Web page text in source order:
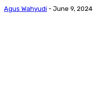
Agus Wahyudi - June 9, 2024